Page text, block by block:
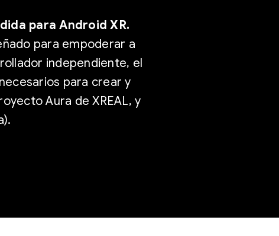
para Android XR.
para empoderar a
independiente, el
para crear y
Aura de XREAL, y